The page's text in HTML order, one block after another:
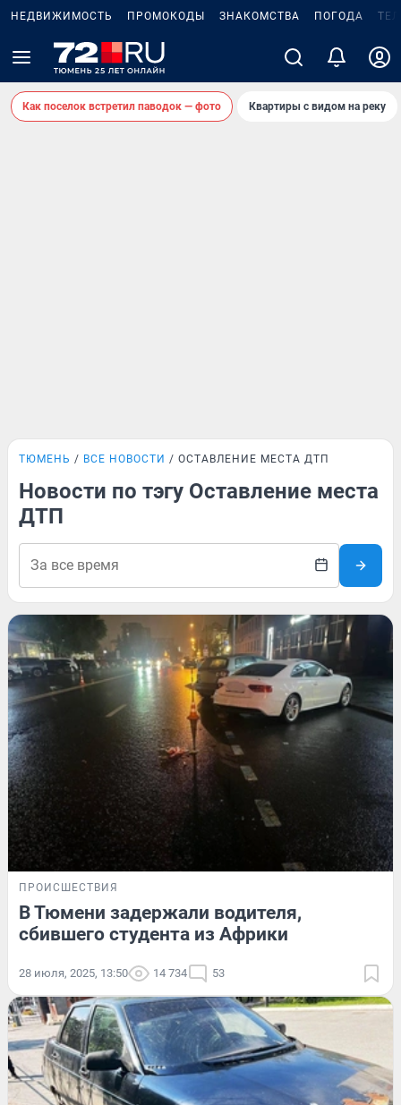
НЕДВИЖИМОСТЬ ПРОМОКОДЫ ЗНАКОМСТВА ПОГОДА
Как поселок встретил паводок — фото Квартиры с видом на реку
ТЮМЕНЬ ВСЕ НОВОСТИ ОСТАВЛЕНИЕ МЕСТА ДТП
Новости по тэгу Оставление места
ДТП
ПРОИСШЕСТВИЯ
В Тюмени задержали водителя,
сбившего студента из Африки
28 июля, 2025, 13:50 14 734 53